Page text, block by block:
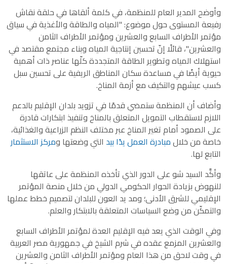
وأوضح المدير العام للمنظمة، في كلمة ألقاها في حلقة نقاش
رفيعة المستوى حول موضوع: "المياه والطاقة والأغذية في سياق
مؤتمر الأطراف السابع والعشرين ومؤتمر الأطراف الثامن
والعشرين"، قائلًا إنّ تحسين إنتاجية المياه وبناء مجتمع مقتصد في
استهلاك المياه وتطوير الطاقة المتجددة كلّها عناصر ذات أهمية
حيوية أيضًا في مساعدة سكان المناطق الريفية على تحسين سبل
كسب عيشهم والتكيف مع أزمة المناخ.
وأضاف أن المنظمة ستمضي قدمًا في تزويد بلدان الإقليم بالدعم
اللازم لاستقطاب التمويل المتعلق بالمناخ وتنفيذ ابتكارات قادرة
على الصمود أمام تغير المناخ عبر مختلف النظم الزراعية والغذائية،
خاصة من خلالمبادرة العمل يدًا بيد التي وضعتها ومركز الاستثمار
التابع لها.
وأكَّد السيد شو على الدور الذي تأخذه المنظمة على عاتقها
للنهوض بزيادة الحوار الحكومي الدولي من خلال منصة المؤتمر
الإقليمي للشرق الأدنى؛ ومد يد العون للبلدان لتصميم خطط عملها
والتمكّن من وضع السياسات المتعلقة بالابتكار والعلم.
وفي الوقت الذي يعد فيه الإقليم العدة لمؤتمر الأطراف السابع
والعشرين المزمع عقده في شرم الشيخ في جمهورية مصر العربية
في وقت لاحق من هذا العام ومؤتمر الأطراف الثامن والعشرين